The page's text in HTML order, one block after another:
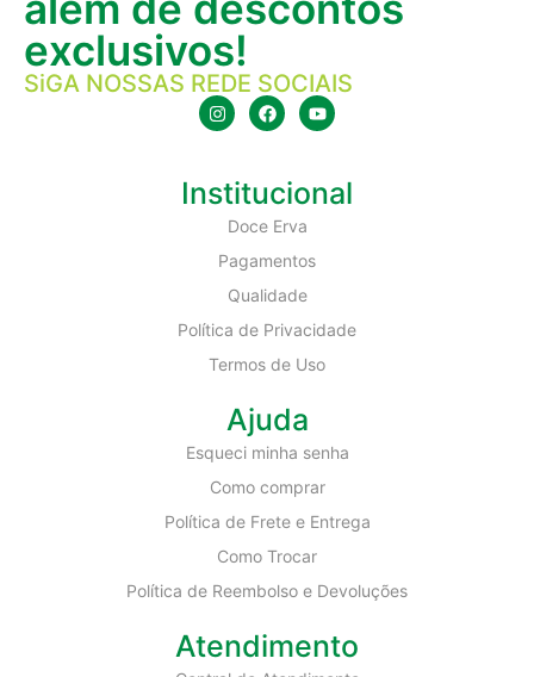
exclusivos!
SiGA NOSSAS REDE SOCIAIS
Institucional
Doce Erva
Pagamentos
Qualidade
Política de Privacidade
Termos de Uso
Ajuda
Esqueci minha senha
Como comprar
Política de Frete e Entrega
Como Trocar
Política de Reembolso e Devoluções
Atendimento